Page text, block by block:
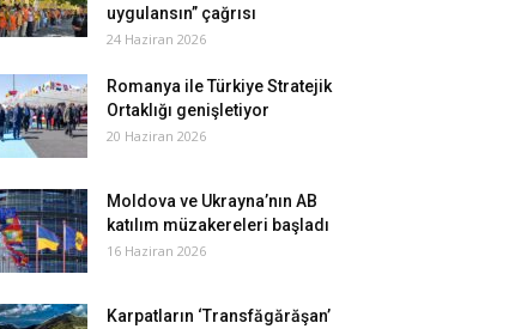
uygulansın” çağrısı
24 Haziran 2026
Romanya ile Türkiye Stratejik
Ortaklığı genişletiyor
20 Haziran 2026
Moldova ve Ukrayna’nın AB
katılım müzakereleri başladı
16 Haziran 2026
Karpatların ‘Transfăgărăşan’